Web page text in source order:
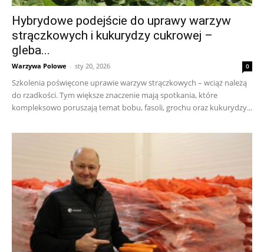
Hybrydowe podejście do uprawy warzyw
strączkowych i kukurydzy cukrowej –
gleba...
Warzywa Polowe - sty 20, 2026 0
Szkolenia poświęcone uprawie warzyw strączkowych – wciąż należą
do rzadkości. Tym większe znaczenie mają spotkania, które
kompleksowo poruszają temat bobu, fasoli, grochu oraz kukurydzy...